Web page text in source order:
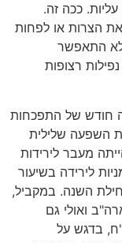
ככה זה.
את הצרות או לפחות
לא התאפשר
רצופות
חודש של התפכחות
השפעה שלילית
מעבר לירידות
לירידה בשיעור
במהלך החודש ושל 6.09% מתחילת השנה. במקביל,
ואולי גם
בדגש על